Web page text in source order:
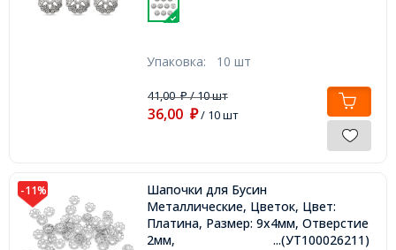
Упаковка: 10 шт
41,00₽/ 10 шт
36,00 ₽/ 10 шт
-11%
Шапочки для Бусин
Металлические, Цветок, Цвет:
Платина, Размер: 9х4мм, Отверстие
2мм,
...(УТ100026211)